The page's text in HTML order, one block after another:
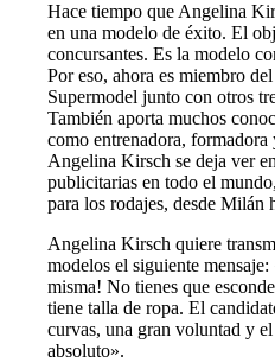
Hace tiempo que Angelina
en una modelo de éxito. El
concursantes. Es la modelo
Por eso, ahora es miembro
Supermodel junto con otros
También aporta muchos
como entrenadora,
Angelina Kirsch se deja ver
publicitarias en todo el
para los rodajes, desde Milán
Angelina Kirsch quiere
modelos el siguiente
misma! No tienes que
tiene talla de ropa. El
curvas, una gran voluntad y
absoluto».